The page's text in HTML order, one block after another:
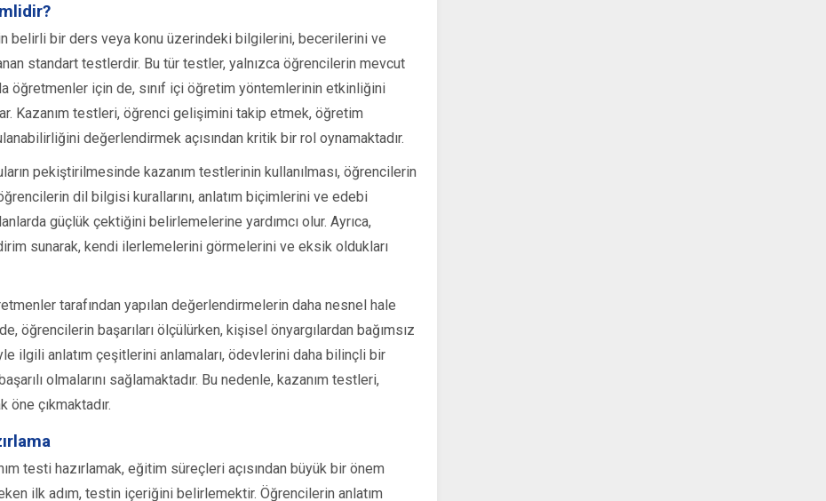
belirli bir ders veya konu üzerindeki bilgilerini, becerilerini ve
standart testlerdir. Bu tür testler, yalnızca öğrencilerin mevcut
öğretmenler için de, sınıf içi öğretim yöntemlerinin etkinliğini
Kazanım testleri, öğrenci gelişimini takip etmek, öğretim
değerlendirmek açısından kritik bir rol oynamaktadır.
pekiştirilmesinde kazanım testlerinin kullanılması, öğrencilerin
dil bilgisi kurallarını, anlatım biçimlerini ve edebi
güçlük çektiğini belirlemelerine yardımcı olur. Ayrıca,
sunarak, kendi ilerlemelerini görmelerini ve eksik oldukları
tarafından yapılan değerlendirmelerin daha nesnel hale
öğrencilerin başarıları ölçülürken, kişisel önyargılardan bağımsız
ilgili anlatım çeşitlerini anlamaları, ödevlerini daha bilinçli bir
olmalarını sağlamaktadır. Bu nedenle, kazanım testleri,
çıkmaktadır.
testi hazırlamak, eğitim süreçleri açısından büyük bir önem
ilk adım, testin içeriğini belirlemektir. Öğrencilerin anlatım